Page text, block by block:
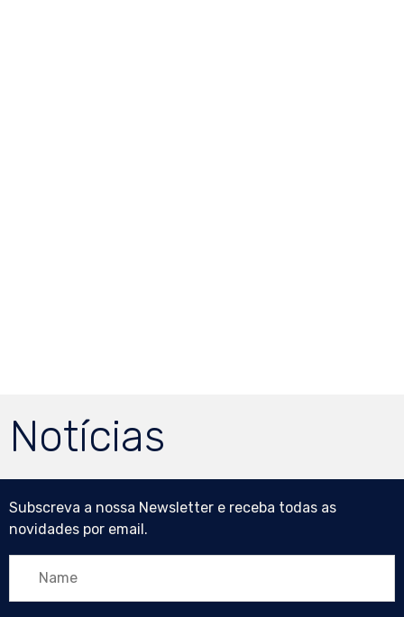
Notícias
Subscreva a nossa Newsletter e receba todas as
novidades por email.